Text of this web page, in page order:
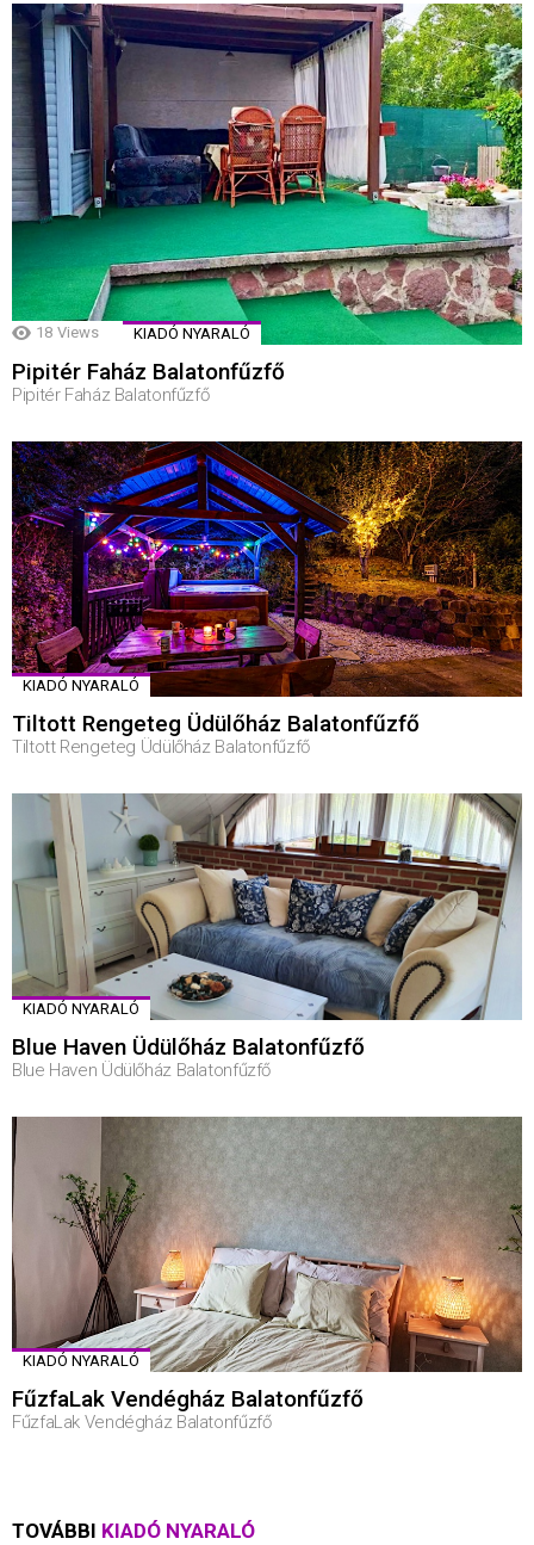
18 Views KIADÓ NYARALÓ
Pipitér Faház Balatonfűzfő
Pipitér Faház Balatonfűzfő
KIADÓ NYARALÓ
Tiltott Rengeteg Üdülőház Balatonfűzfő
Tiltott Rengeteg Üdülőház Balatonfűzfő
KIADÓ NYARALÓ
Blue Haven Üdülőház Balatonfűzfő
Blue Haven Üdülőház Balatonfűzfő
KIADÓ NYARALÓ
FűzfaLak Vendégház Balatonfűzfő
FűzfaLak Vendégház Balatonfűzfő
TOVÁBBI KIADÓ NYARALÓ